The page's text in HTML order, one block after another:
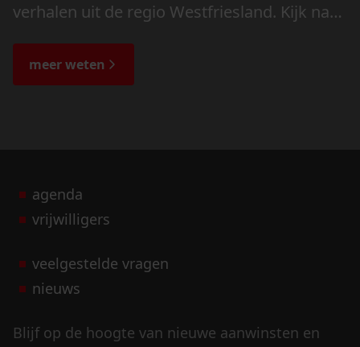
verhalen uit de regio Westfriesland. Kijk naar
de bijzondere verhalen.
meer weten
agenda
vrijwilligers
veelgestelde vragen
nieuws
Blijf op de hoogte van nieuwe aanwinsten en